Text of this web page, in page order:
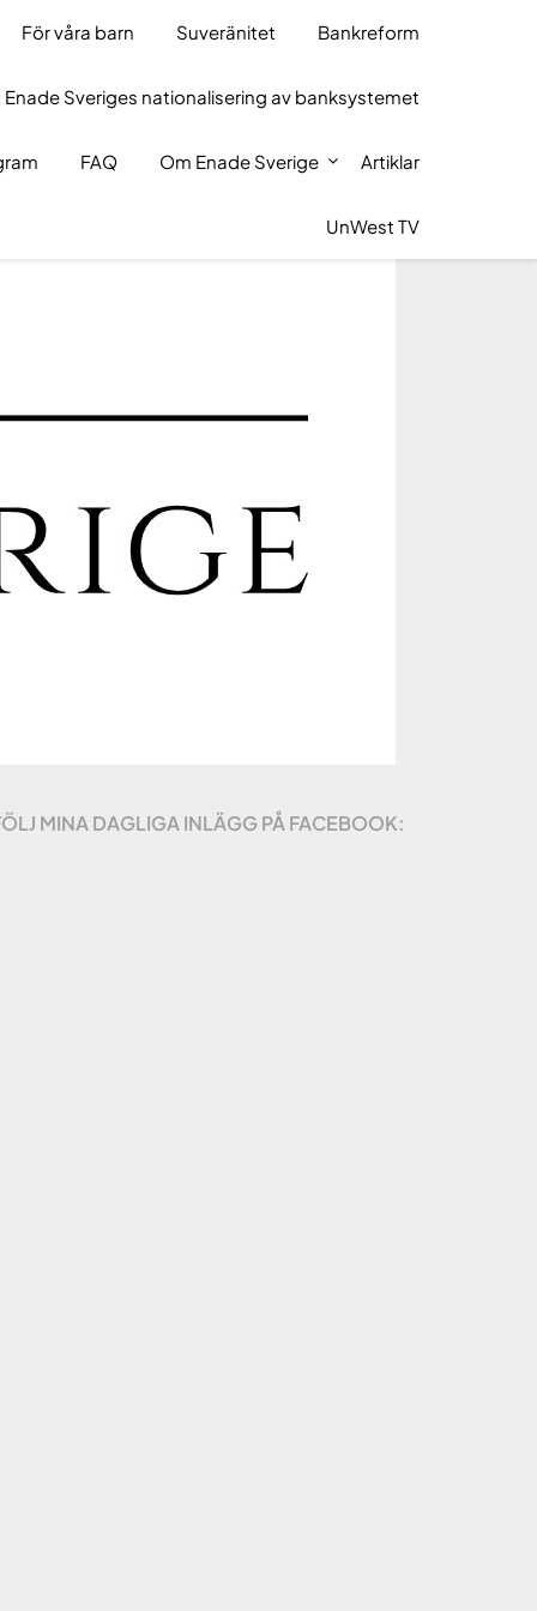
För våra barn Suveränitet Bankreform
Sveriges nationalisering av banksystemet
FAQ Om Enade Sverige Artiklar
UnWest TV
MINA DAGLIGA INLÄGG PÅ FACEBOOK: